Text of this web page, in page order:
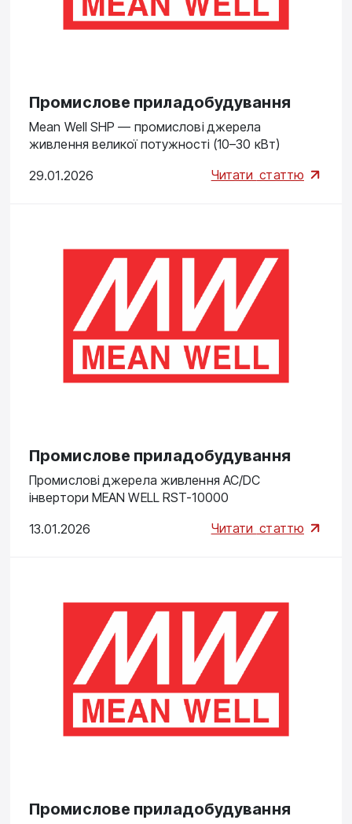
Промислове приладобудування
Mean Well SHP — промислові джерела
живлення великої потужності (10–30 кВт)
29.01.2026 Читати статтю
Промислове приладобудування
Промислові джерела живлення AC/DC
інвертори MEAN WELL RST-10000
13.01.2026 Читати статтю
Промислове приладобудування